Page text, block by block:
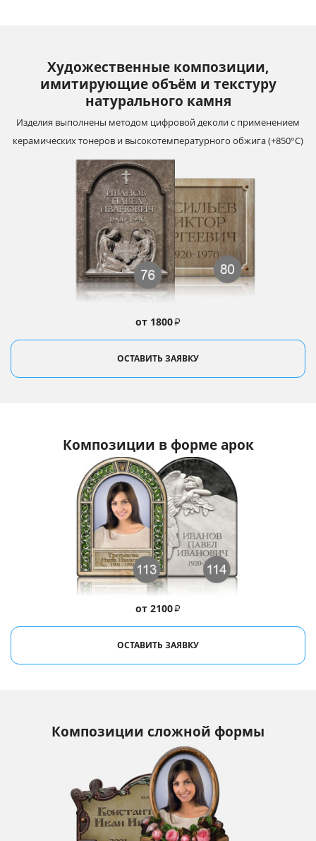
Художественные композиции,
имитирующие объём и текстуру
натурального камня
от 1800₽
Изделия выполнены методом цифровой деколи с применением
керамических тонеров и высокотемпературного обжига (+850°С)
ОСТАВИТЬ ЗАЯВКУ
Композиции в форме арок
от 2100₽
ОСТАВИТЬ ЗАЯВКУ
Композиции сложной формы